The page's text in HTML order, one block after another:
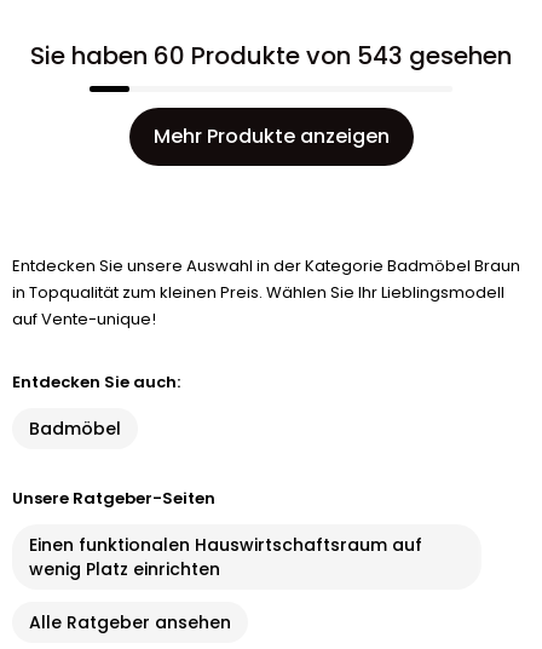
Sie haben 60 Produkte von 543 gesehen
Mehr Produkte anzeigen
Entdecken Sie unsere Auswahl in der Kategorie Badmöbel Braun
in Topqualität zum kleinen Preis. Wählen Sie Ihr Lieblingsmodell
auf Vente-unique!
Entdecken Sie auch:
Badmöbel
Unsere Ratgeber-Seiten
Einen funktionalen Hauswirtschaftsraum auf
wenig Platz einrichten
Alle Ratgeber ansehen